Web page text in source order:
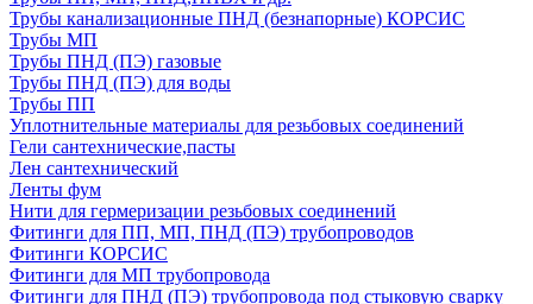
Трубы канализационные ПНД (безнапорные) КОРСИС
Трубы МП
Трубы ПНД (ПЭ) газовые
Трубы ПНД (ПЭ) для воды
Трубы ПП
Уплотнительные материалы для резьбовых соединений
Гели сантехнические,пасты
Лен сантехнический
Ленты фум
Нити для гермеризации резьбовых соединений
Фитинги для ПП, МП, ПНД (ПЭ) трубопроводов
Фитинги КОРСИС
Фитинги для МП трубопровода
Фитинги для ПНД (ПЭ) трубопровода под стыковую сварку